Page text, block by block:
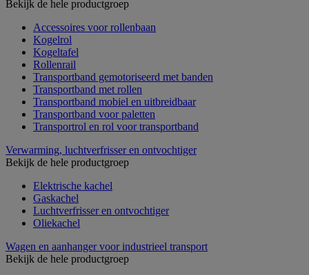
Bekijk de hele productgroep
Accessoires voor rollenbaan
Kogelrol
Kogeltafel
Rollenrail
Transportband gemotoriseerd met banden
Transportband met rollen
Transportband mobiel en uitbreidbaar
Transportband voor paletten
Transportrol en rol voor transportband
Verwarming, luchtverfrisser en ontvochtiger
Bekijk de hele productgroep
Elektrische kachel
Gaskachel
Luchtverfrisser en ontvochtiger
Oliekachel
Wagen en aanhanger voor industrieel transport
Bekijk de hele productgroep